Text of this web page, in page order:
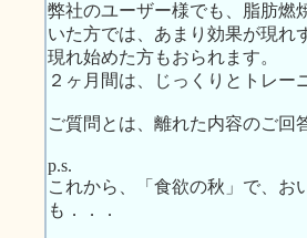
弊社のユーザー様でも、脂肪燃
いた方では、あまり効果が現れ
現れ始めた方もおられます。
２ヶ月間は、じっくりとトレ
ご質問とは、離れた内容のご回
p.s.
これから、「食欲の秋」で、お
も．．．